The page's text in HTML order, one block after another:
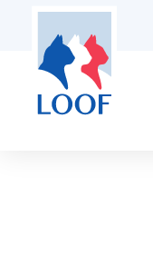
contenu
principal
Panneau de gestion